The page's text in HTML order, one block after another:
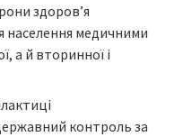
здоров’я
населення медичними
а й вторинної і
контроль за